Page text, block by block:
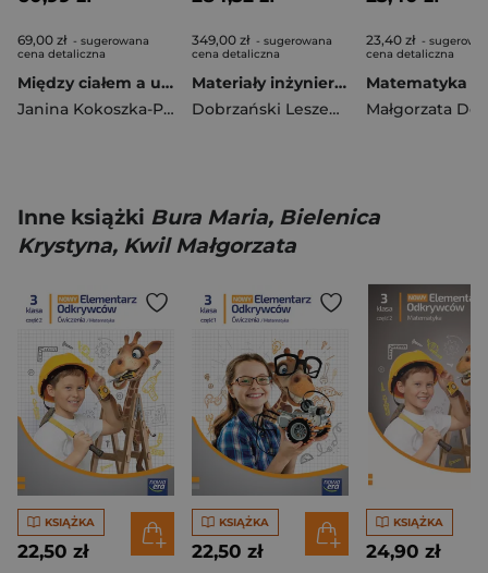
69,00 zł - sugerowana
cena detaliczna
Między ciałem a umysłem
Janina Kokoszka-Paszkot
,Piotr Wierzbiński
349,00 zł - sugerowana
cena detaliczna
Materiały inżynierskie z podstawami technologii procesów materiałowych. Tom 4
Dobrzański Leszek A.
23,40 zł -
cena detaliczna
Inne książki Bura Maria, Bielenica
Krystyna, Kwil Małgorzata
KSIĄŻKA
22,50 zł
KSIĄŻKA
22,50 zł
KSIĄŻKA
24,90 zł